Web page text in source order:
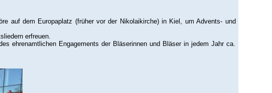
auf dem Europaplatz (früher vor der Nikolaikirche) in Kiel, um Advents- und
erfreuen.
ehrenamtlichen Engagements der Bläserinnen und Bläser in jedem Jahr ca.